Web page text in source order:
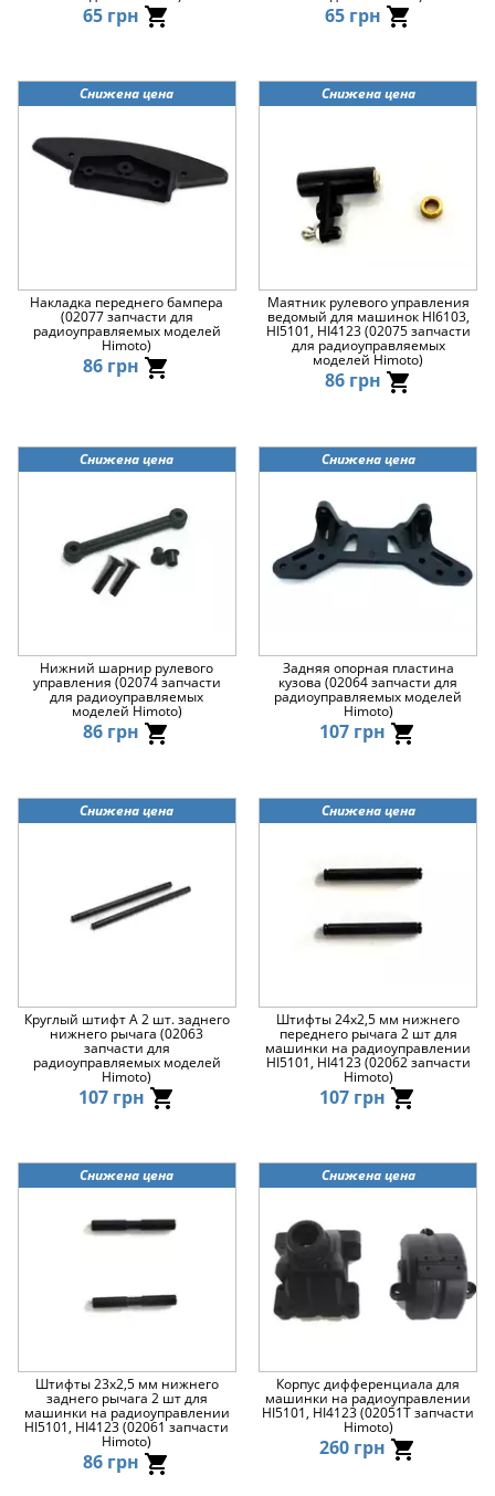
65 грн 65 грн
Снижена цена
Накладка переднего бампера
(02077 запчасти для
радиоуправляемых моделей
Himoto)
86 грн
Снижена цена
Маятник рулевого управления
ведомый для машинок HI6103,
HI5101, HI4123 (02075 запчасти
для радиоуправляемых
моделей Himoto)
86 грн
Снижена цена
Нижний шарнир рулевого
управления (02074 запчасти
для радиоуправляемых
моделей Himoto)
86 грн
Снижена цена
Задняя опорная пластина
кузова (02064 запчасти для
радиоуправляемых моделей
Himoto)
107 грн
Снижена цена
Круглый штифт A 2 шт. заднего
нижнего рычага (02063
запчасти для
радиоуправляемых моделей
Himoto)
107 грн
Снижена цена
Штифты 24х2,5 мм нижнего
переднего рычага 2 шт для
машинки на радиоуправлении
HI5101, HI4123 (02062 запчасти
Himoto)
107 грн
Снижена цена
Штифты 23х2,5 мм нижнего
заднего рычага 2 шт для
машинки на радиоуправлении
HI5101, HI4123 (02061 запчасти
Himoto)
86 грн
Снижена цена
Корпус дифференциала для
машинки на радиоуправлении
HI5101, HI4123 (02051T запчасти
Himoto)
260 грн